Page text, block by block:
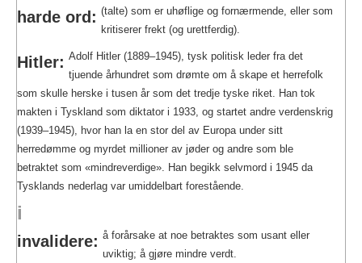
harde ord: (talte) som er uhøflige og fornærmende, eller som
kritiserer frekt (og urettferdig).
Hitler: Adolf Hitler (1889–1945), tysk politisk leder fra det
tjuende århundret som drømte om å skape et herrefolk
som skulle herske i tusen år som det tredje tyske riket. Han tok
makten i Tyskland som diktator i 1933, og startet andre verdenskrig
(1939–1945), hvor han la en stor del av Europa under sitt
herredømme og myrdet millioner av jøder og andre som ble
betraktet som «mindreverdige». Han begikk selvmord i 1945 da
Tysklands nederlag var umiddelbart forestående.
i
invalidere: å forårsake at noe betraktes som usant eller
uviktig; å gjøre mindre verdt.